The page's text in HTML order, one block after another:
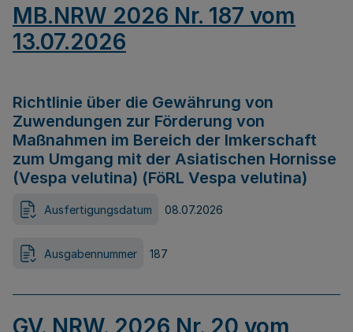
MB.NRW 2026 Nr. 187 vom
13.07.2026
Richtlinie über die Gewährung von
Zuwendungen zur Förderung von
Maßnahmen im Bereich der Imkerschaft
zum Umgang mit der Asiatischen Hornisse
(Vespa velutina) (FöRL Vespa velutina)
Ausfertigungsdatum 08.07.2026
Ausgabennummer 187
GV. NRW. 2026 Nr. 20 vom